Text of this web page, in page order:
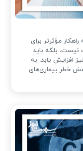
مؤثرتر برای
بلکه باید
افزایش یابد. به
خطر بیماری‌های